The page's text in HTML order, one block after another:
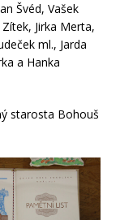
Švéd, Vašek
Jirka Merta,
ml., Jarda
a Hanka
starosta Bohouš